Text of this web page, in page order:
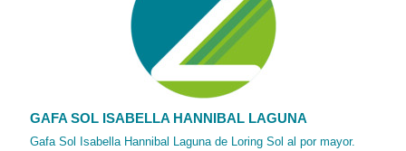
GAFA SOL ISABELLA HANNIBAL LAGUNA
Gafa Sol Isabella Hannibal Laguna de Loring Sol al por mayor.